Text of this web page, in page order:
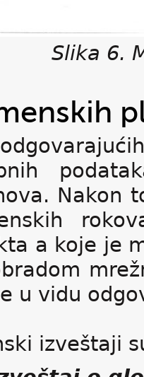
Slika 6.
Nakon
a koje je
u vidu
izveštaji